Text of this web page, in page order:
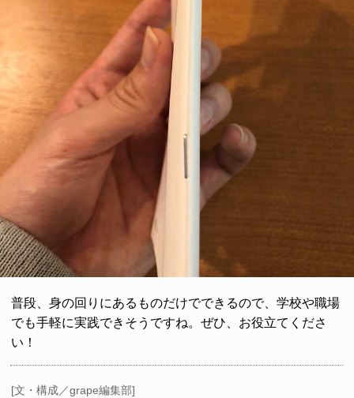
普段、身の回りにあるものだけでできるので、学校や職場
でも手軽に実践できそうですね。ぜひ、お役立てくださ
い！
[文・構成／grape編集部]